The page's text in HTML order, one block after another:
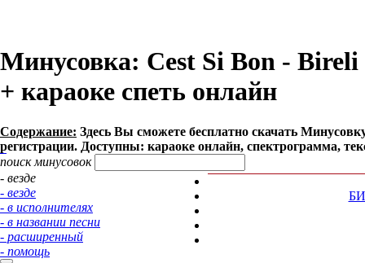
Минусовка: Cest Si Bon - Bireli
+ караоке спеть онлайн
Содержание: Здесь Вы сможете бесплатно cкачать
регистрации. Доступны: караоке онлайн, спектрограмма,
поиск минусовок
- везде
- везде
- в исполнителях
- в названии песни
- расширенный
- помощь